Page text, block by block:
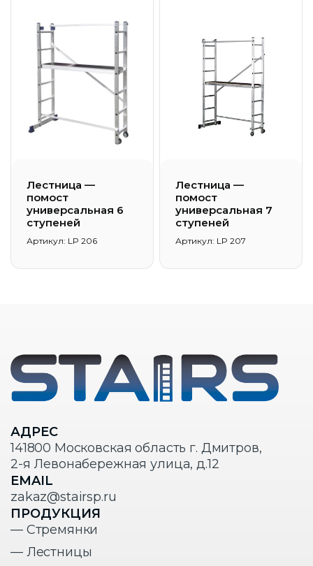
Лестница —
помост
универсальная 6
ступеней
Артикул: LP 206
Лестница —
помост
универсальная 7
ступеней
Артикул: LP 207
АДРЕС
141800 Московская область г. Дмитров,
2-я Левонабережная улица, д.12
EMAIL
zakaz@stairsp.ru
ПРОДУКЦИЯ
— Стремянки
— Лестницы